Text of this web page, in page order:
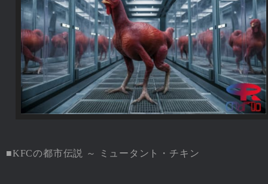
■KFCの都市伝説 ～ ミュータント・チキン